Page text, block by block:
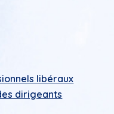
libéraux
dirigeants